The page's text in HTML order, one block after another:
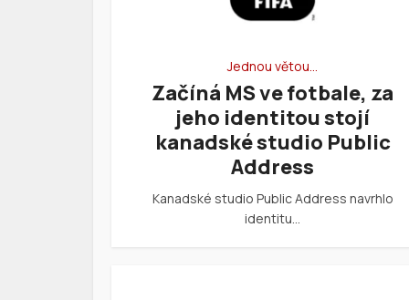
Jednou větou…
Začíná MS ve fotbale, za
jeho identitou stojí
kanadské studio Public
Address
Kanadské studio Public Address navrhlo
identitu…